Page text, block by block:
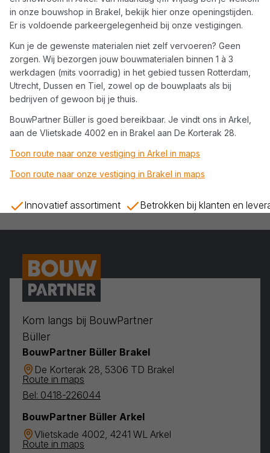
in onze bouwshop in Brakel, bekijk hier onze openingstijden.
Er is voldoende parkeergelegenheid bij onze vestigingen.
Kun je de gewenste materialen niet zelf vervoeren? Geen
zorgen. Wij bezorgen jouw bouwmaterialen binnen 1 à 3
werkdagen (mits voorradig) in het gebied tussen Rotterdam,
Utrecht, Dussen en Tiel, zowel op de bouwplaats als bij
bedrijven of gewoon bij je thuis.
BouwPartner Büller is goed bereikbaar. Je vindt ons in Arkel,
aan de Vlietskade 4002 en in Brakel aan De Korterak 28.
Toon route naar onze vestiging in Arkel in maps
Toon route naar onze vestiging in Brakel in maps
Innovatief assortiment Betrokken bij klanten en
Kom langs bij BouwPartner
Büller
BouwPartner Büller Brakel
De Korterak 28, 5306 TD Brakel
Route in maps
Bel: 0418-226044
BouwPartner Büller Arkel
Vlietskade 4002, 4241 WL Arkel
Route in maps